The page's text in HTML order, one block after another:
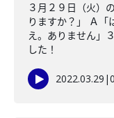
３月２９日（火）
りますか？」 Ａ
え。ありません」
した！
2022.03.29 |